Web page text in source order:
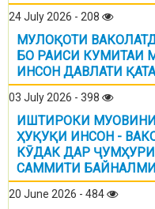
24 July 2026 - 208
МУЛОҚОТИ
БО РАИСИ КУМИТАИ
ИНСОН ДАВЛАТИ
03 July 2026 - 398
ИШТИРОКИ
ҲУҚУҚИ ИНСОН -
КӮДАК ДАР
САММИТИ
20 June 2026 - 484